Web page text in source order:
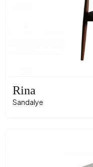
Rina
Sandalye